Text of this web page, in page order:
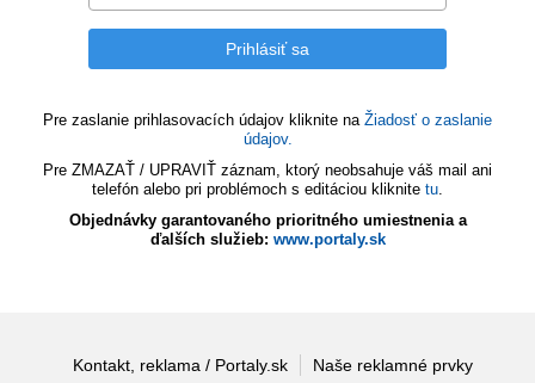
Pre zaslanie prihlasovacích údajov kliknite na Žiadosť o zaslanie
údajov.
Pre ZMAZAŤ / UPRAVIŤ záznam, ktorý neobsahuje váš mail ani
telefón alebo pri problémoch s editáciou kliknite tu.
Objednávky garantovaného prioritného umiestnenia a
ďalších služieb: www.portaly.sk
Kontakt, reklama / Portaly.sk
Naše reklamné prvky